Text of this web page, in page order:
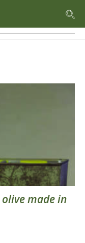
made in